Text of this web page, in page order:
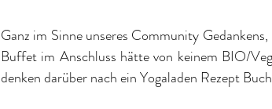
Ganz im Sinne unseres Community
Buffet im Anschluss hätte von keinem BIO/
denken darüber nach ein Yogaladen Rezept